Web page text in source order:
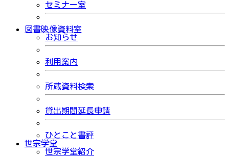
セミナー室
図書映像資料室
お知らせ
利用案内
所蔵資料検索
貸出期間延長申請
ひとこと書評
世宗学堂
世宗学堂紹介